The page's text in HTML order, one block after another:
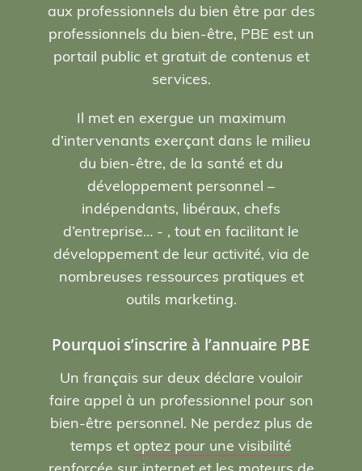
aux professionnels du bien être par des
professionnels du bien-être, PBE est un
portail public et gratuit de contenus et
services.
Il met en exergue un maximum
d’intervenants exerçant dans le milieu
du bien-être, de la santé et du
développement personnel –
indépendants, libéraux, chefs
d’entreprise… - , tout en facilitant le
développement de leur activité, via de
nombreuses ressources pratiques et
outils marketing.
Pourquoi s’inscrire à l’annuaire PBE
Un français sur deux déclare vouloir
faire appel à un professionnel pour son
bien-être personnel. Ne perdez plus de
temps et optez pour une visibilité